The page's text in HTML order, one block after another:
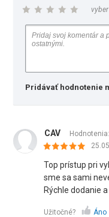
Pridávať hodnotenie
CAV
Top prístup pri
sme sa sami
Rýchle dodanie
Užitočné? Áno